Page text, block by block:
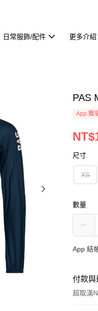
日常服飾/配件 更多介紹
PAS
App 獨
尺寸
XS
數量
App 結
付款與
超取滿